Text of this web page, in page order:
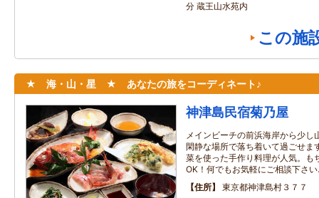
分 蔵王山水苑内
この施
★ 海・山・星 ★ あなたの旅をコーディネート♪
神津島民宿菊乃屋
メインビーチの前浜海岸から少し
閑静な場所で落ち着いて過ごせま
菜を使った手作り料理が人気。も
OK！何でもお気軽にご相談下さい
住所
東京都神津島村３７７